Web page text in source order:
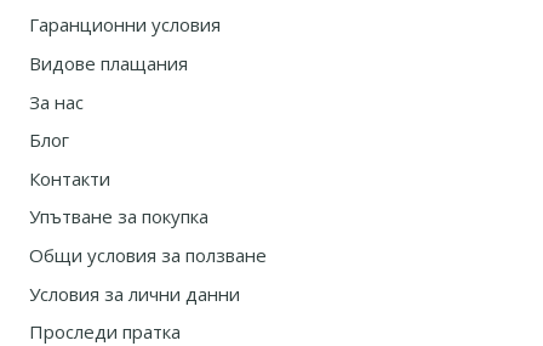
Гаранционни условия
Видове плащания
За нас
Блог
Контакти
Упътване за покупка
Общи условия за ползване
Условия за лични данни
Проследи пратка